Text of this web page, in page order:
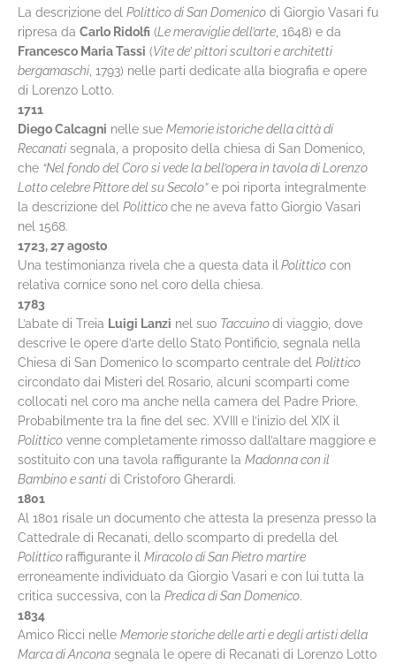
La descrizione del Polittico di San Domenico di Giorgio Vasari fu
ripresa da Carlo Ridolfi (Le meraviglie dell’arte , 1648) e da
Francesco Maria Tassi (Vite de’ pittori scultori e architetti
bergamaschi , 1793) nelle parti dedicate alla biografia e opere
di Lorenzo Lotto.
1711
Diego Calcagni nelle sue Memorie istoriche della città di
Recanati segnala, a proposito della chiesa di San Domenico,
che “Nel fondo del Coro si vede la bell’opera in tavola di Lorenzo
Lotto celebre Pittore del su Secolo”e poi riporta integralmente
la descrizione del Politticoche ne aveva fatto Giorgio Vasari
nel 1568.
1723, 27 agosto
Una testimonianza rivela che a questa data il Polittico con
relativa cornice sono nel coro della chiesa.
1783
L’abate di Treia Luigi Lanzi nel suo Taccuinodi viaggio, dove
descrive le opere d’arte dello Stato Pontificio, segnala nella
Chiesa di San Domenico lo scomparto centrale del Polittico
circondato dai Misteri del Rosario, alcuni scomparti come
collocati nel coro ma anche nella camera del Padre Priore.
Probabilmente tra la fine del sec. XVIII e l’inizio del XIX il
Polittico venne completamente rimosso dall’altare maggiore e
sostituito con una tavola raffigurante la Madonna con il
Bambino e santi di Cristoforo Gherardi.
1801
Al 1801 risale un documento che attesta la presenza presso la
Cattedrale di Recanati, dello scomparto di predella del
Polittico raffigurante il Miracolo di San Pietro martire
erroneamente individuato da Giorgio Vasari e con lui tutta la
critica successiva, con la Predica di San Domenico.
1834
Amico Ricci nelle Memorie storiche delle arti e degli artisti della
Marca di Ancona segnala le opere di Recanati di Lorenzo Lotto